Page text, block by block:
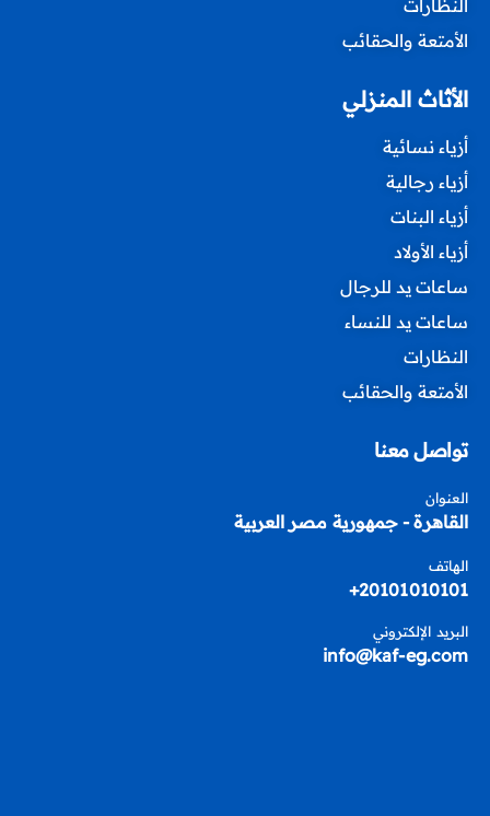
النظارات
الأمتعة والحقائب
الأثاث المنزلي
أزياء نسائية
أزياء رجالية
أزياء البنات
أزياء الأولاد
ساعات يد للرجال
ساعات يد للنساء
النظارات
الأمتعة والحقائب
تواصل معنا
العنوان
القاهرة - جمهورية مصر العربية
الهاتف
20101010101+
البريد الإلكتروني
info@kaf-eg.com